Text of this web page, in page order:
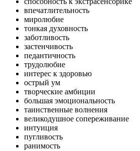
впечатлительность
миролюбие
тонкая духовность
заботливость
застенчивость
педантичность
трудолюбие
интерес к здоровью
острый ум
творческие амбиции
большая эмоциональность
таинственные волнения
великодушное сопереживание
интуиция
пугливость
ранимость